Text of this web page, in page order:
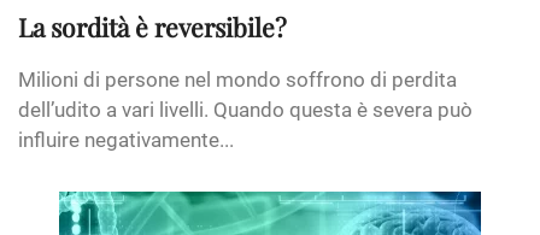
La sordità è reversibile?
Milioni di persone nel mondo soffrono di perdita
dell’udito a vari livelli. Quando questa è severa può
influire negativamente...